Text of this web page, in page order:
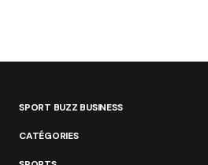
SPORT BUZZ BUSINESS
CATÉGORIES